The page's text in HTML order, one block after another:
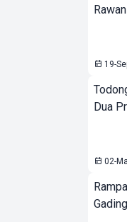
19-
Dua
02-